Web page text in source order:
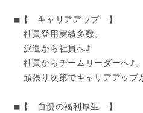
■【　キャリアアップ　】
社員登用実績多数。
派遣から社員へ♪
社員からチームリーダーへ♪。
頑張り次第でキャリアアップ
■【　自慢の福利厚生　】